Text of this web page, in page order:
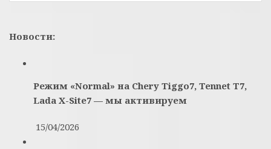
Новости:
Режим «Normal» на Chery Tiggo7, Tennet T7,
Lada X-Site7 — мы активируем
15/04/2026